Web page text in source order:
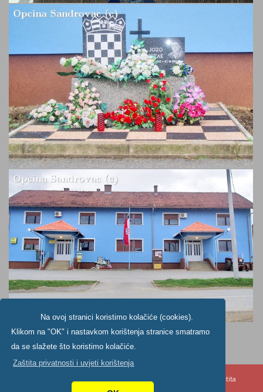
Na ovoj stranici koristimo kolačiće (cookies).
Klikom na "OK" i nastavkom korištenja stranice smatramo
da se slažete što koristimo kolačiće.
Zaštita privatnosti i uvjeti korištenja
Zaštita